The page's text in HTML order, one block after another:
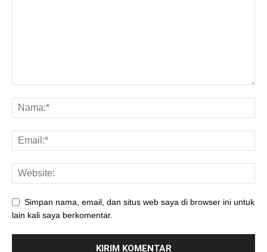
Simpan nama, email, dan situs web saya di browser ini untuk
lain kali saya berkomentar.